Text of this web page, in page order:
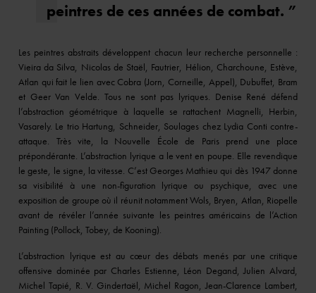
peintres de ces années de combat. ”
Les peintres abstraits développent chacun leur recherche personnelle :
Vieira da Silva, Nicolas de Staël, Fautrier, Hélion, Charchoune, Estève,
Atlan qui fait le lien avec Cobra (Jorn, Corneille, Appel), Dubuffet, Bram
et Geer Van Velde. Tous ne sont pas lyriques. Denise René défend
l’abstraction géométrique à laquelle se rattachent Magnelli, Herbin,
Vasarely. Le trio Hartung, Schneider, Soulages chez Lydia Conti contre-
attaque. Très vite, la Nouvelle École de Paris prend une place
prépondérante. L’abstraction lyrique a le vent en poupe. Elle revendique
le geste, le signe, la vitesse. C’est Georges Mathieu qui dès 1947 donne
sa visibilité à une non-figuration lyrique ou psychique, avec une
exposition de groupe où il réunit notamment Wols, Bryen, Atlan, Riopelle
avant de révéler l’année suivante les peintres américains de l’Action
Painting (Pollock, Tobey, de Kooning).
L’abstraction lyrique est au cœur des débats menés par une critique
offensive dominée par Charles Estienne, Léon Degand, Julien Alvard,
Michel Tapié, R. V. Gindertaël, Michel Ragon, Jean-Clarence Lambert,